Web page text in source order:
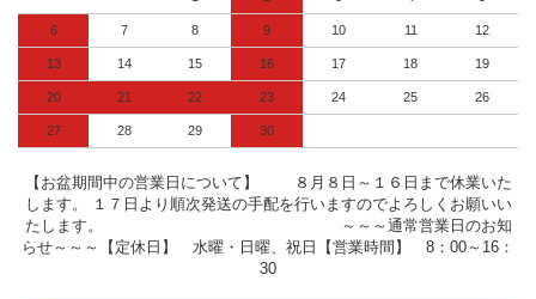
6 7 8 9 10 11 12
13 14 15 16 17 18 19
20 21 22 23 24 25 26
27 28 29 30
【お盆期間中の営業日について】 ８月８日～１６日まで休業いた
します。 １７日より順次発送の手配を行いますのでよろしくお願いい
たします。 ～～～通常営業日のお知
らせ～～～【定休日】 水曜・日曜、祝日【営業時間】 8：00～16：
30